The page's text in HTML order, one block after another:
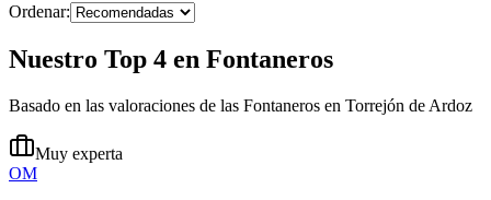
Ordenar:
Nuestro Top 4 en Fontaneros
Basado en las valoraciones de las Fontaneros en Torrejón de Ardoz
Muy experta
OM